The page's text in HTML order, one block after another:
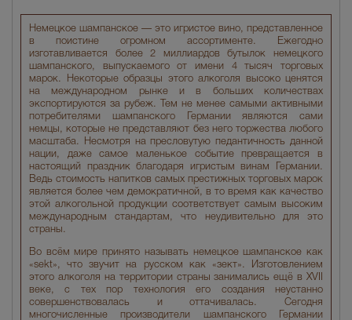
Немецкое шампанское — это игристое вино, представленное
в поистине огромном ассортименте. Ежегодно
изготавливается более 2 миллиардов бутылок немецкого
шампанского, выпускаемого от имени 4 тысяч торговых
марок. Некоторые образцы этого алкоголя высоко ценятся
на международном рынке и в больших количествах
экспортируются за рубеж. Тем не менее самыми активными
потребителями шампанского Германии являются сами
немцы, которые не представляют без него торжества любого
масштаба. Несмотря на пресловутую педантичность данной
нации, даже самое маленькое событие превращается в
настоящий праздник благодаря игристым винам Германии.
Ведь стоимость напитков самых престижных торговых марок
является более чем демократичной, в то время как качество
этой алкогольной продукции соответствует самым высоким
международным стандартам, что неудивительно для это
страны.
Во всём мире принято называть немецкое шампанское как
«sekt», что звучит на русском как «зект». Изготовлением
этого алкоголя на территории страны занимались ещё в XVII
веке, с тех пор технология его создания неустанно
совершенствовалась и оттачивалась. Сегодня
многочисленные производители шампанского Германии